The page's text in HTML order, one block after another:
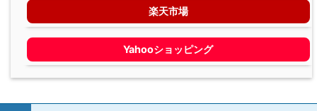
楽天市場
Yahooショッピング